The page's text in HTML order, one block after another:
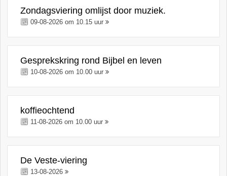
Zondagsviering omlijst door muziek.
09-08-2026 om 10.15 uur
Gesprekskring rond Bijbel en leven
10-08-2026 om 10.00 uur
koffieochtend
11-08-2026 om 10.00 uur
De Veste-viering
13-08-2026